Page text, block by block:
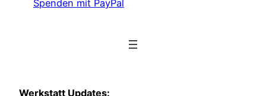
Spenden mit PayPal
Werkstatt Updates: